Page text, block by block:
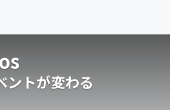
ントが変わる